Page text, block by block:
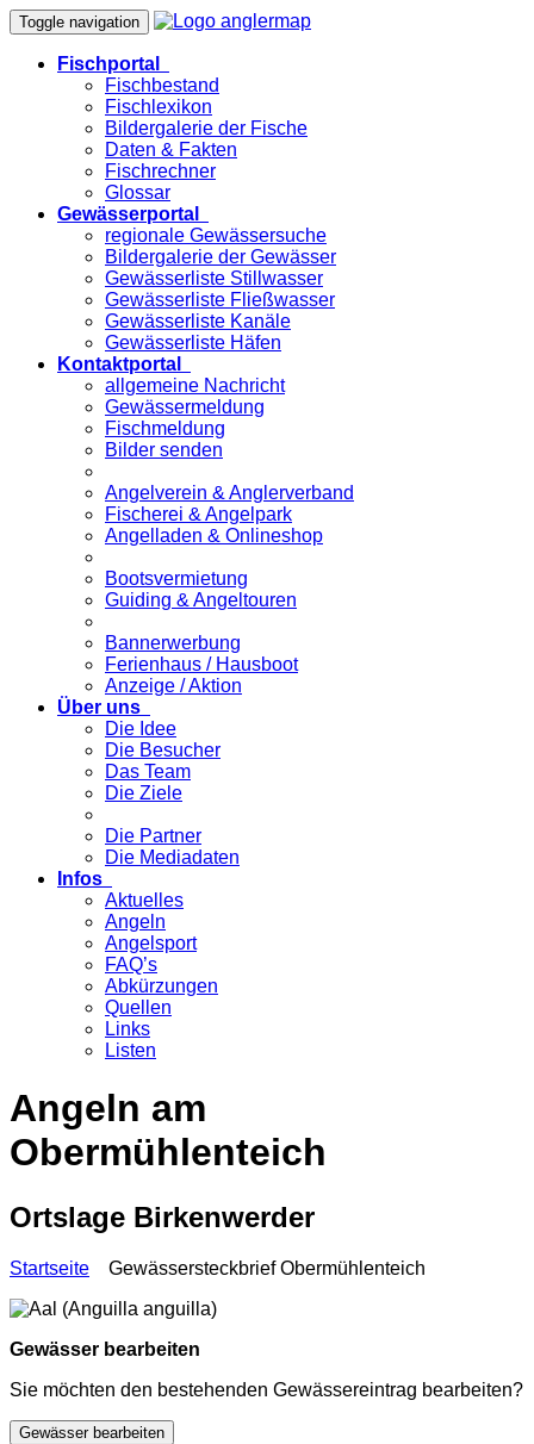
Toggle navigation
Fischportal
Fischbestand
Fischlexikon
Bildergalerie der Fische
Daten & Fakten
Fischrechner
Glossar
Gewässerportal
regionale Gewässersuche
Bildergalerie der Gewässer
Gewässerliste Stillwasser
Gewässerliste Fließwasser
Gewässerliste Kanäle
Gewässerliste Häfen
Kontaktportal
allgemeine Nachricht
Gewässermeldung
Fischmeldung
Bilder senden
Angelverein & Anglerverband
Fischerei & Angelpark
Angelladen & Onlineshop
Bootsvermietung
Guiding & Angeltouren
Bannerwerbung
Ferienhaus / Hausboot
Anzeige / Aktion
Über uns
Die Idee
Die Besucher
Das Team
Die Ziele
Die Partner
Die Mediadaten
Infos
Aktuelles
Angeln
Angelsport
FAQ’s
Abkürzungen
Quellen
Links
Listen
Angeln am
Obermühlenteich
Ortslage Birkenwerder
Startseite Gewässersteckbrief Obermühlenteich
Gewässer bearbeiten
Sie möchten den bestehenden Gewässereintrag bearbeiten?
Gewässer bearbeiten